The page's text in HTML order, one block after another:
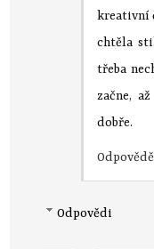
kreativní
chtěla
třeba
začne,
dobře.
Odpovědi